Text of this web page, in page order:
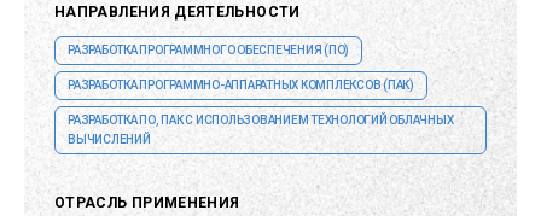
НАПРАВЛЕНИЯ ДЕЯТЕЛЬНОСТИ
РАЗРАБОТКА ПРОГРАММНОГО ОБЕСПЕЧЕНИЯ (ПО)
РАЗРАБОТКА ПРОГРАММНО-АППАРАТНЫХ КОМПЛЕКСОВ (ПАК)
РАЗРАБОТКА ПО, ПАК С ИСПОЛЬЗОВАНИЕМ ТЕХНОЛОГИЙ ОБЛАЧНЫХ
ВЫЧИСЛЕНИЙ
ОТРАСЛЬ ПРИМЕНЕНИЯ